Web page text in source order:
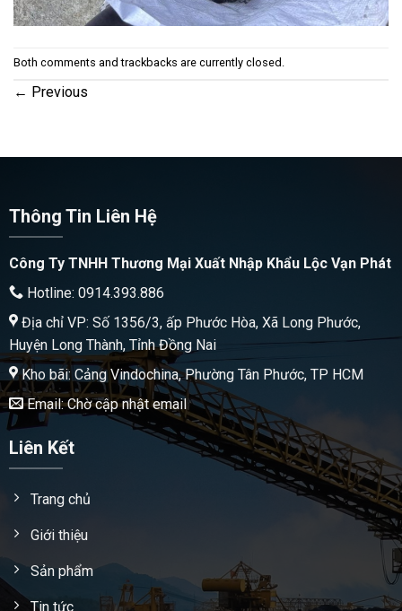
Both comments and trackbacks are currently closed.
← Previous
Thông Tin Liên Hệ
Công Ty TNHH Thương Mại Xuất Nhập Khẩu Lộc Vạn Phát
Hotline: 0914.393.886
Địa chỉ VP: Số 1356/3, ấp Phước Hòa, Xã Long Phước,
Huyện Long Thành, Tỉnh Đồng Nai
Kho bãi: Cảng Vindochina, Phường Tân Phước, TP HCM
Email: Chờ cập nhật email
Liên Kết
Trang chủ
Giới thiệu
Sản phẩm
Tin tức